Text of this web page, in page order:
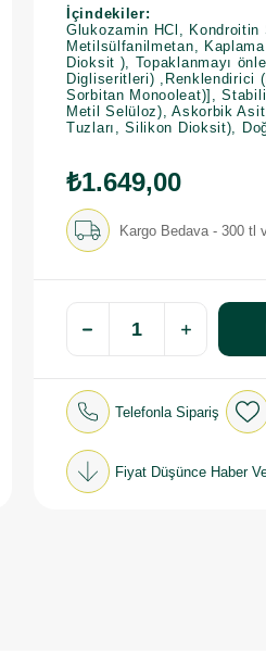
İçindekiler:
Glukozamin HCl, Kondroitin
Metilsülfanilmetan,
Dioksit ), Topaklanmayı
Digliseritleri) ,Renklendirici
Sorbitan Monooleat)],
Metil Selüloz), Askorbik
Tuzları, Silikon Dioksit),
₺1.649,00
Kargo Bedava - 300 tl
Telefonla Sipariş
Fiyat Düşünce Haber